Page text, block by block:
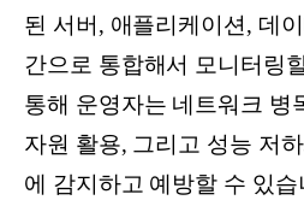
된 서버, 애플리케이션, 데
간으로 통합해서 모니터링
통해 운영자는 네트워크 병
자원 활용, 그리고 성능 저
에 감지하고 예방할 수 있습